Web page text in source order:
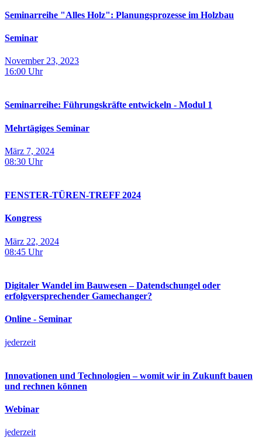
Seminarreihe "Alles Holz": Planungsprozesse im Holzbau
Seminar
November 23, 2023
16:00 Uhr
Seminarreihe: Führungskräfte entwickeln - Modul 1
Mehrtägiges Seminar
März 7, 2024
08:30 Uhr
FENSTER-TÜREN-TREFF 2024
Kongress
März 22, 2024
08:45 Uhr
Digitaler Wandel im Bauwesen – Datendschungel oder
erfolgversprechender Gamechanger?
Online - Seminar
jederzeit
Innovationen und Technologien – womit wir in Zukunft bauen
und rechnen können
Webinar
jederzeit